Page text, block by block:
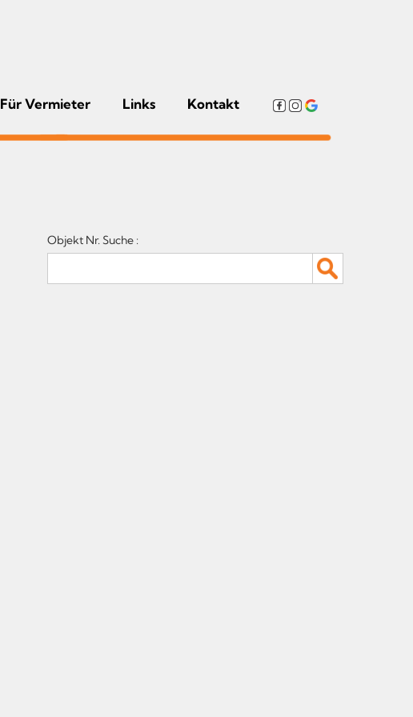
Für Vermieter Links Kontakt
Objekt Nr. Suche :